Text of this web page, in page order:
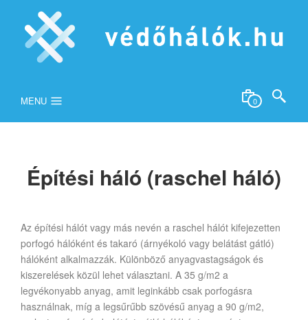
MENU 0
Építési háló (raschel háló)
Az építési hálót vagy más nevén a raschel hálót kifejezetten
porfogó hálóként és takaró (árnyékoló vagy belátást gátló)
hálóként alkalmazzák. Különböző anyagvastagságok és
kiszerelések közül lehet választani. A 35 g/m2 a
legvékonyabb anyag, amit leginkább csak porfogásra
használnak, míg a legsűrűbb szövésű anyag a 90 g/m2,